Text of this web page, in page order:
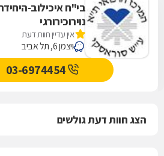
בי"ח איכילוב-
נוירוכירורגי
אין עדיין חוות דעת
ויצמן 6, תל אביב
03-6974454
הצג חוות דעת גולשים